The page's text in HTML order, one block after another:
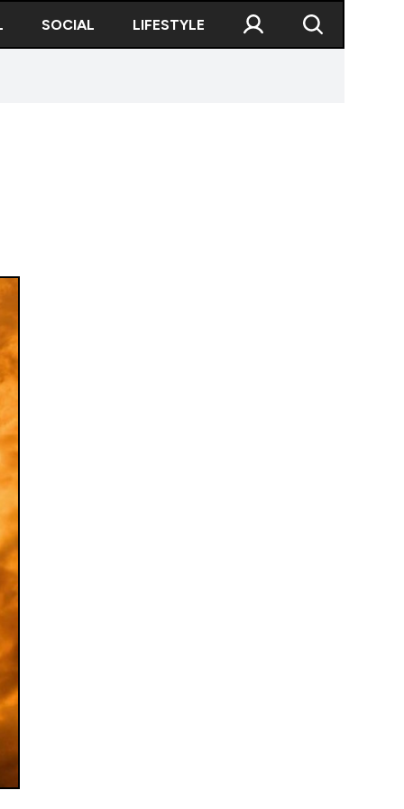
SOCIAL LIFESTYLE